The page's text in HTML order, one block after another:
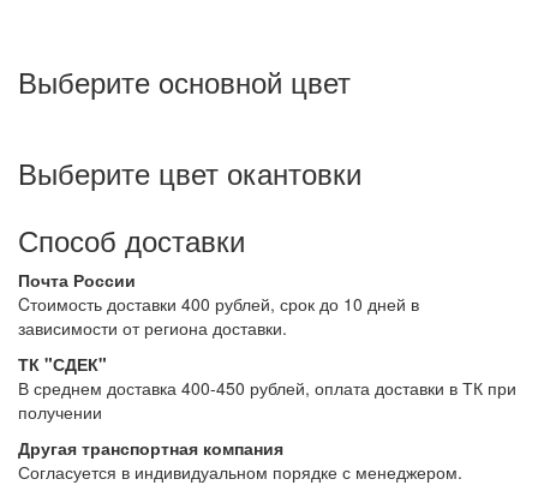
Выберите oсновной цвет
Выберите цвет окантовки
Способ доставки
Почта России
Cтоимость доставки 400 рублей, срок до 10 дней в
зависимости от региона доставки.
ТК "СДЕК"
В среднем доставка 400-450 рублей, оплата доставки в ТК при
получении
Другая транспортная компания
Согласуется в индивидуальном порядке с менеджером.